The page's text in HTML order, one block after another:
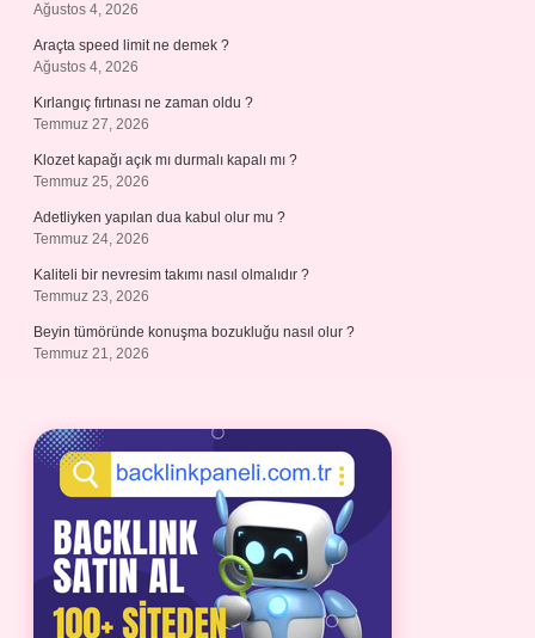
Ağustos 4, 2026
Araçta speed limit ne demek ?
Ağustos 4, 2026
Kırlangıç fırtınası ne zaman oldu ?
Temmuz 27, 2026
Klozet kapağı açık mı durmalı kapalı mı ?
Temmuz 25, 2026
Adetliyken yapılan dua kabul olur mu ?
Temmuz 24, 2026
Kaliteli bir nevresim takımı nasıl olmalıdır ?
Temmuz 23, 2026
Beyin tümöründe konuşma bozukluğu nasıl olur ?
Temmuz 21, 2026